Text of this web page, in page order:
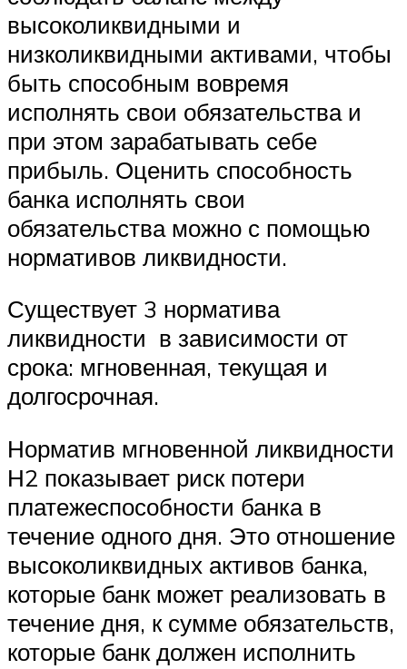
высоколиквидными и
низколиквидными активами, чтобы
быть способным вовремя
исполнять свои обязательства и
при этом зарабатывать себе
прибыль. Оценить способность
банка исполнять свои
обязательства можно с помощью
нормативов ликвидности.
Существует 3 норматива
ликвидности в зависимости от
срока: мгновенная, текущая и
долгосрочная.
Норматив мгновенной ликвидности
Н2 показывает риск потери
платежеспособности банка в
течение одного дня. Это отношение
высоколиквидных активов банка,
которые банк может реализовать в
течение дня, к сумме обязательств,
которые банк должен исполнить